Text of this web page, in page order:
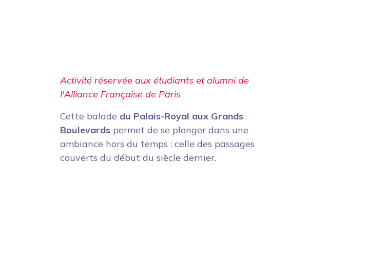
Activité réservée aux étudiants et alumni de
l'Alliance Française de Paris
Cette balade du Palais-Royal aux Grands
Boulevards permet de se plonger dans une
ambiance hors du temps : celle des passages
couverts du début du siècle dernier.